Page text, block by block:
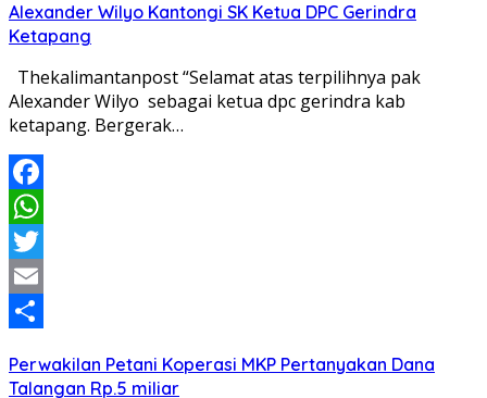
Alexander Wilyo Kantongi SK Ketua DPC Gerindra
Ketapang
Thekalimantanpost “Selamat atas terpilihnya pak
Alexander Wilyo sebagai ketua dpc gerindra kab
ketapang. Bergerak…
Facebook
WhatsApp
Twitter
Email
Perwakilan Petani Koperasi MKP Pertanyakan Dana
Talangan Rp.5 miliar